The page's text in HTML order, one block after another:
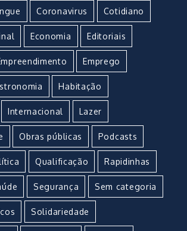
Coronavirus Cotidiano
Economia Editoriais
Emprego
Habitação
Internacional Lazer
Obras públicas Podcasts
Qualificação Rapidinhas
Segurança Sem categoria
Solidariedade